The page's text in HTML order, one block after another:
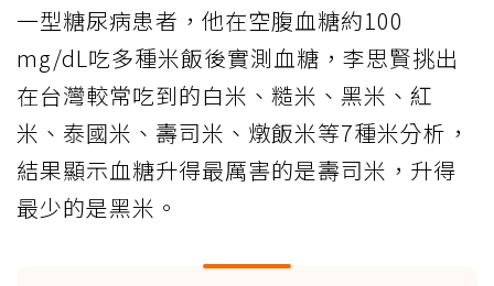
一型糖尿病患者，他在空腹血糖約100
mg/dL吃多種米飯後實測血糖，李思賢挑出
在台灣較常吃到的白米、糙米、黑米、紅
米、泰國米、壽司米、燉飯米等7種米分析，
結果顯示血糖升得最厲害的是壽司米，升得
最少的是黑米。